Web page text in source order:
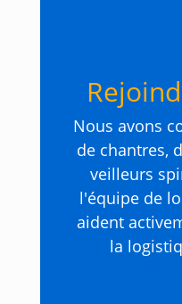
Nous avons
de chantres,
veilleurs
l'équipe de
aident
la